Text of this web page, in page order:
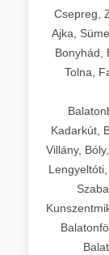
Csepreg,
Ajka,
Bonyhád,
Tolna,
Kadarkút,
Villány,